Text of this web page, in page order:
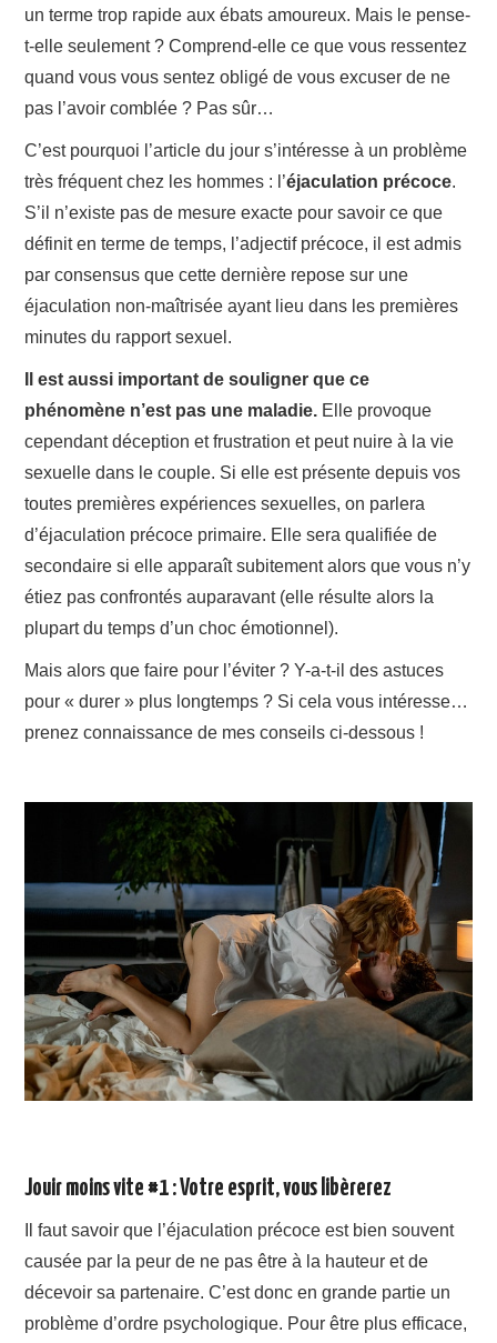
un terme trop rapide aux ébats amoureux. Mais le pense-
t-elle seulement ? Comprend-elle ce que vous ressentez
quand vous vous sentez obligé de vous excuser de ne
pas l’avoir comblée ? Pas sûr…
C’est pourquoi l’article du jour s’intéresse à un problème
très fréquent chez les hommes : l’éjaculation précoce.
S’il n’existe pas de mesure exacte pour savoir ce que
définit en terme de temps, l’adjectif précoce, il est admis
par consensus que cette dernière repose sur une
éjaculation non-maîtrisée ayant lieu dans les premières
minutes du rapport sexuel.
Il est aussi important de souligner que ce
phénomène n’est pas une maladie. Elle provoque
cependant déception et frustration et peut nuire à la vie
sexuelle dans le couple. Si elle est présente depuis vos
toutes premières expériences sexuelles, on parlera
d’éjaculation précoce primaire. Elle sera qualifiée de
secondaire si elle apparaît subitement alors que vous n’y
étiez pas confrontés auparavant (elle résulte alors la
plupart du temps d’un choc émotionnel).
Mais alors que faire pour l’éviter ? Y-a-t-il des astuces
pour « durer » plus longtemps ? Si cela vous intéresse…
prenez connaissance de mes conseils ci-dessous !
Jouir moins vite #1 : Votre esprit, vous libèrerez
Il faut savoir que l’éjaculation précoce est bien souvent
causée par la peur de ne pas être à la hauteur et de
décevoir sa partenaire. C’est donc en grande partie un
problème d’ordre psychologique. Pour être plus efficace,